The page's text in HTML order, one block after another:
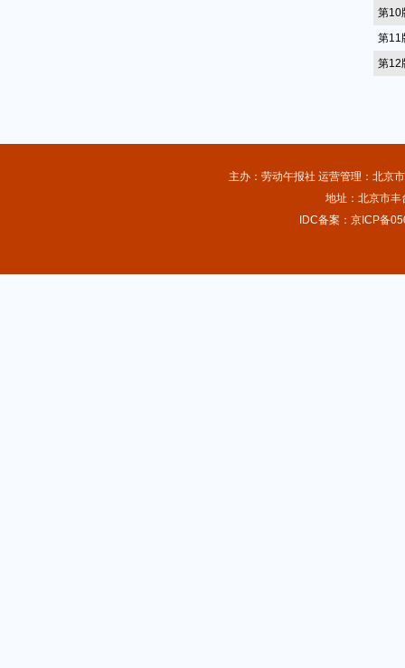
第10
第11
第12
主办：劳动午报社 运营管理：北京
地址：北京市
IDC备案：京ICP备